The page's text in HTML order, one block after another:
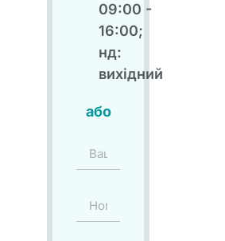
09:00 -
16:00;
нд:
вихідний
або